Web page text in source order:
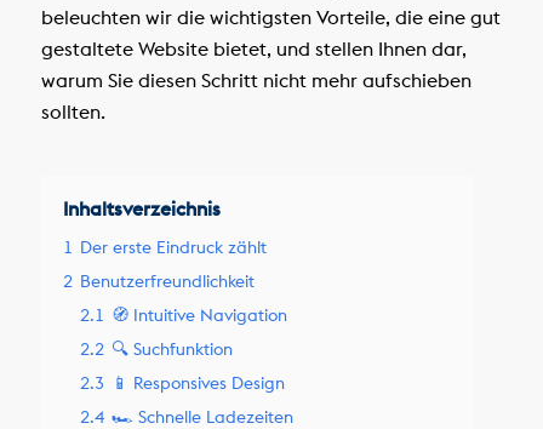
beleuchten wir die wichtigsten Vorteile, die eine gut
gestaltete Website bietet, und stellen Ihnen dar,
warum Sie diesen Schritt nicht mehr aufschieben
sollten.
Inhaltsverzeichnis
1 Der erste Eindruck zählt
2 Benutzerfreundlichkeit
2.1 🧭 Intuitive Navigation
2.2 🔍 Suchfunktion
2.3
📱 Responsives Design
2.4 🏎️ Schnelle Ladezeiten